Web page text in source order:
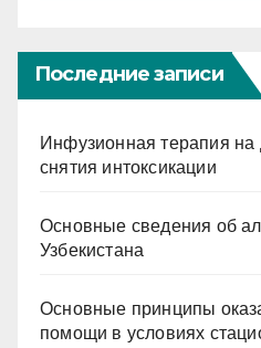
Последние записи
Инфузионная терапия на
снятия интоксикации
Основные сведения об
Узбекистана
Основные принципы
помощи в условиях